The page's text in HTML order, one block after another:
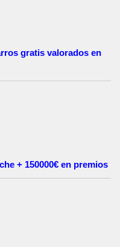
gratis valorados en
+ 150000€ en premios